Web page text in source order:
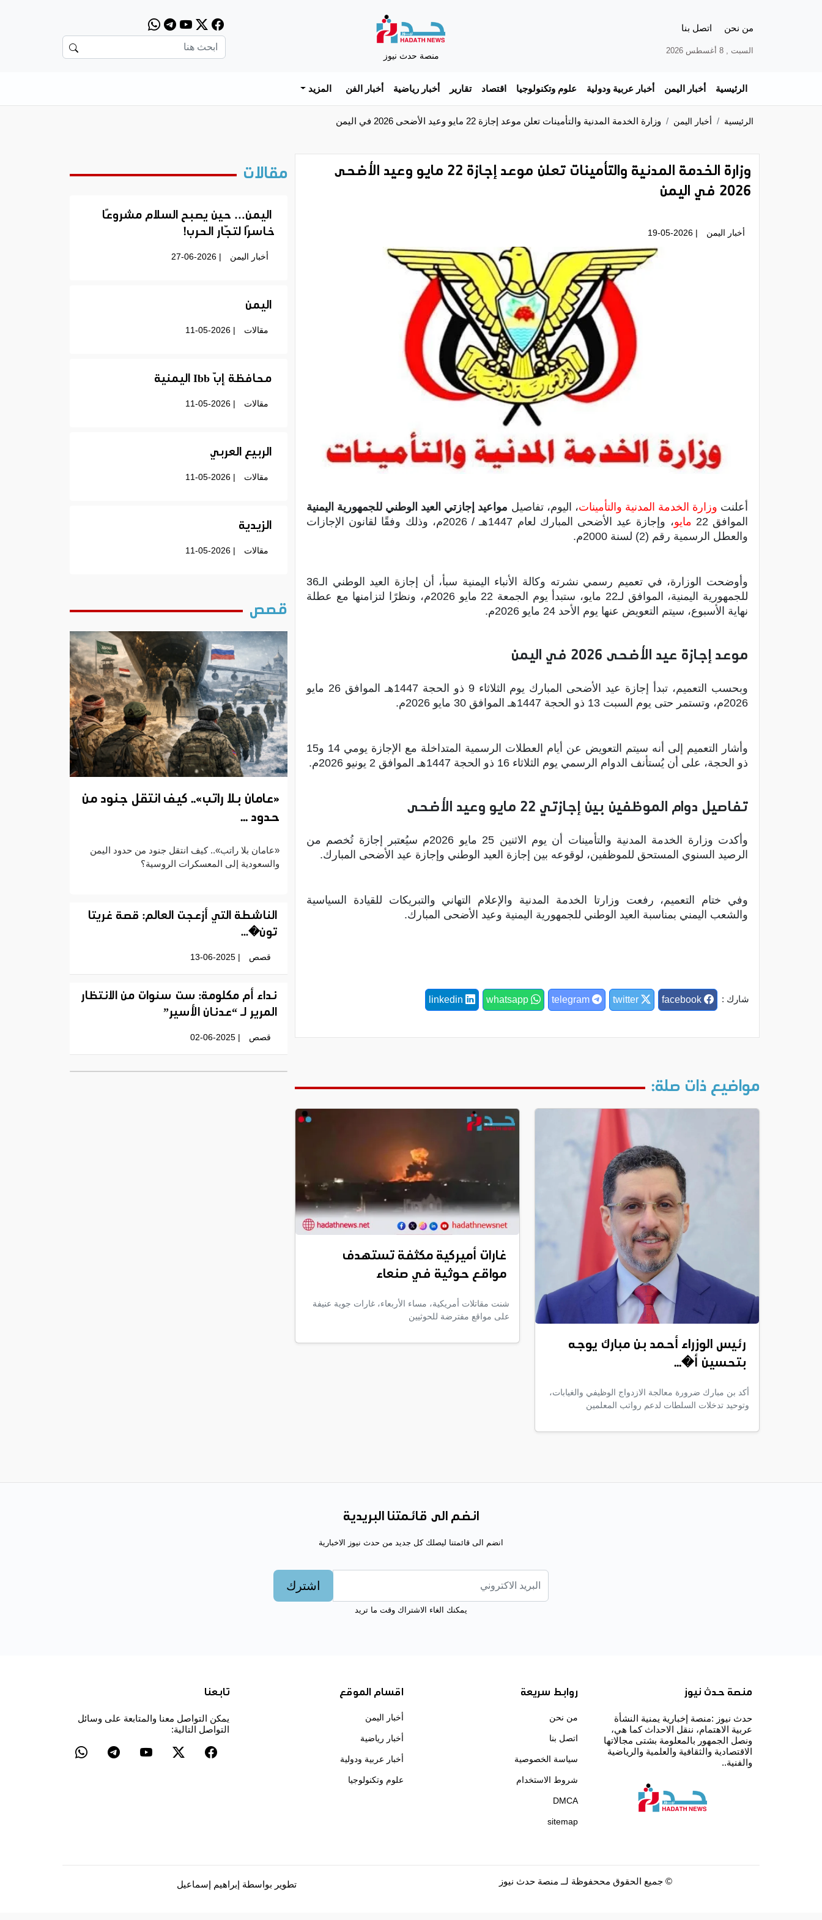
من نحن اتصل بنا
السبت , 8 أغسطس 2026
منصة حدث نيوز
الرئيسية أخبار اليمن أخبار عربية ودولية علوم وتكنولوجيا اقتصاد تقارير أخبار رياضية أخبار الفن المزيد
الرئيسية أخبار اليمن وزارة الخدمة المدنية والتأمينات تعلن موعد إجازة 22 مايو وعيد الأضحى 2026 في اليمن
وزارة الخدمة المدنية والتأمينات تعلن موعد إجازة 22 مايو وعيد الأضحى
2026 في اليمن
أخبار اليمن | 19-05-2026
أعلنت وزارة الخدمة المدنية والتأمينات، اليوم، تفاصيل مواعيد إجازتي العيد الوطني للجمهورية اليمنية
الموافق 22
مايو
، وإجازة عيد الأضحى المبارك لعام 1447هـ / 2026م، وذلك وفقًا لقانون الإجازات
والعطل الرسمية رقم (2) لسنة 2000م.
وأوضحت الوزارة، في تعميم رسمي نشرته وكالة الأنباء اليمنية سبأ، أن إجازة العيد الوطني الـ36
للجمهورية اليمنية، الموافق لـ22 مايو، ستبدأ يوم الجمعة 22 مايو 2026م، ونظرًا لتزامنها مع عطلة
نهاية الأسبوع، سيتم التعويض عنها يوم الأحد 24 مايو 2026م.
موعد إجازة عيد الأضحى 2026 في اليمن
وبحسب التعميم، تبدأ إجازة عيد الأضحى المبارك يوم الثلاثاء 9 ذو الحجة 1447هـ الموافق 26 مايو
2026م، وتستمر حتى يوم السبت 13 ذو الحجة 1447هـ الموافق 30 مايو 2026م.
وأشار التعميم إلى أنه سيتم التعويض عن أيام العطلات الرسمية المتداخلة مع الإجازة يومي 14 و15
ذو الحجة، على أن يُستأنف الدوام الرسمي يوم الثلاثاء 16 ذو الحجة 1447هـ الموافق 2 يونيو 2026م.
تفاصيل دوام الموظفين بين إجازتي 22 مايو وعيد الأضحى
وأكدت وزارة الخدمة المدنية والتأمينات أن يوم الاثنين 25 مايو 2026م سيُعتبر إجازة تُخصم من
الرصيد السنوي المستحق للموظفين، لوقوعه بين إجازة العيد الوطني وإجازة عيد الأضحى المبارك.
وفي ختام التعميم، رفعت وزارتا الخدمة المدنية والإعلام التهاني والتبريكات للقيادة السياسية
والشعب اليمني بمناسبة العيد الوطني للجمهورية اليمنية وعيد الأضحى المبارك.
شارك :
مواضيع ذات صلة:
رئيس الوزراء أحمد بن مبارك يوجه
بتحسين أ�...
أكد بن مبارك ضرورة معالجة الازدواج الوظيفي والغيابات،
وتوحيد تدخلات السلطات لدعم رواتب المعلمين
غارات أميركية مكثفة تستهدف
مواقع حوثية في صنعاء
شنت مقاتلات أمريكية، مساء الأربعاء، غارات جوية عنيفة
على مواقع مفترضة للحوثيين
مقالات
اليمن… حين يصبح السلام مشروعًا
خاسرًا لتجّار الحرب!
أخبار اليمن | 27-06-2026
اليمن
مقالات | 11-05-2026
محافظة إبّ Ibb اليمنية
مقالات | 11-05-2026
الربيع العربي
مقالات | 11-05-2026
الزيدية
مقالات | 11-05-2026
قصص
«عامان بلا راتب».. كيف انتقل جنود من
حدود ...
«عامان بلا راتب».. كيف انتقل جنود من حدود اليمن
والسعودية إلى المعسكرات الروسية؟
الناشطة التي أزعجت العالم: قصة غريتا
تون�...
قصص | 13-06-2025
نداء أم مكلومة: ست سنوات من الانتظار
المرير لـ “عدنان الأسير”
قصص | 02-06-2025
انضم الى قائمتنا البريدية
انضم الى قائمتنا ليصلك كل جديد من حدث نيوز الاخبارية
اشترك
يمكنك الغاء الاشتراك وقت ما تريد
منصة حدث نيوز
حدث نيوز :منصة إخبارية يمنية النشأة
عربية الاهتمام، ننقل الاحداث كما هي،
ونصل الجمهور بالمعلومة بشتى مجالاتها
الاقتصادية والثقافية والعلمية والرياضية
والفنية..
روابط سريعة
من نحن
اتصل بنا
سياسة الخصوصية
شروط الاستخدام
DMCA
sitemap
اقسام الموقع
أخبار اليمن
أخبار رياضية
أخبار عربية ودولية
علوم وتكنولوجيا
تابعنا
يمكن التواصل معنا والمتابعة على وسائل
التواصل التالية:
© جميع الحقوق مححفوظة لــ منصة حدث نيوز تطوير بواسطة إبراهيم إسماعيل